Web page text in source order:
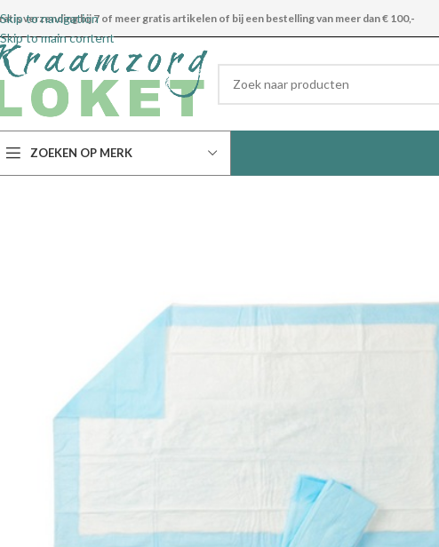
Skip to navigation
Skip to main content
verzending bij 7 of meer gratis artikelen of bij een bestelling van meer dan € 100,-
ZOEKEN OP MERK